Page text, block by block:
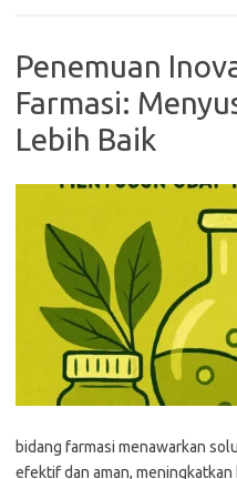
Penemuan
Farmasi:
Lebih Baik
bidang farmasi menawarkan
efektif dan aman,